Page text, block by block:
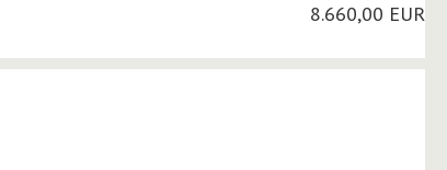
8.660,00 EUR